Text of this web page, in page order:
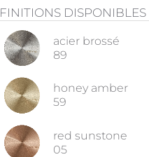
FINITIONS DISPONIBLES
acier brossé
89
honey amber
59
red sunstone
05